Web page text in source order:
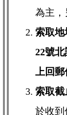
為主，
索取
22號北
上回郵
索取截
於收到